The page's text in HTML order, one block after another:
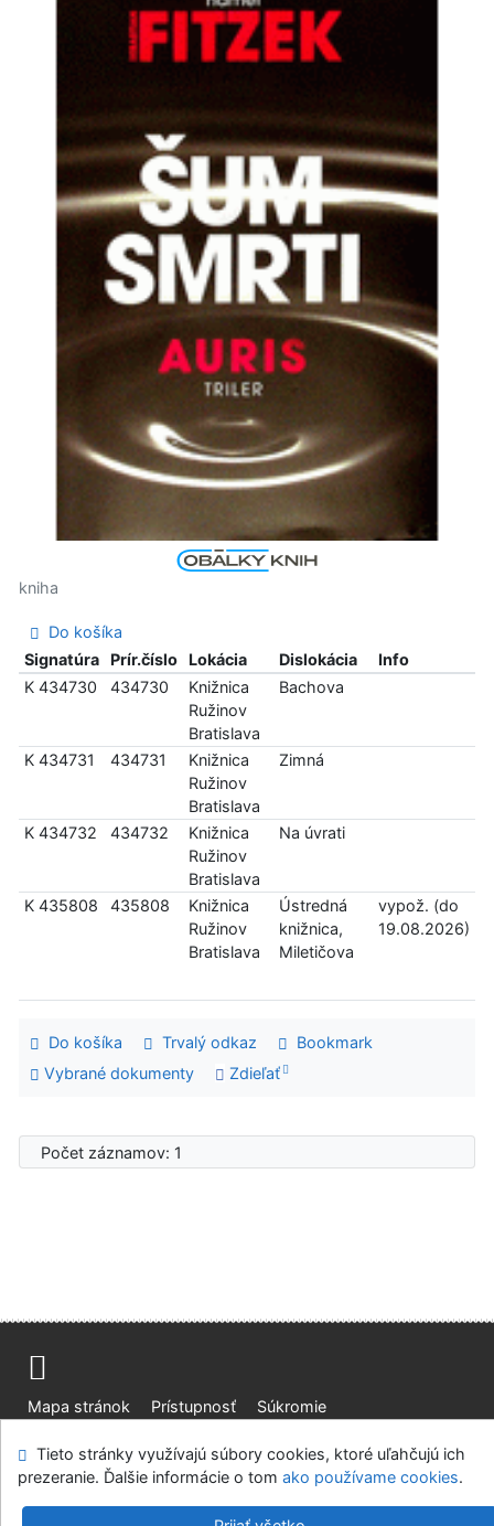
kniha
Do košíka
Signatúra
Prír.číslo Lokácia Dislokácia
Info
K 434730
434730
Knižnica
Ružinov
Bratislava
Bachova
K 434731 434731
Knižnica
Ružinov
Bratislava
Zimná
K 434732 434732
Knižnica
Ružinov
Bratislava
Na úvrati
K 435808 435808
Knižnica
Ružinov
Bratislava
Ústredná
knižnica,
Miletičova
vypož. (do
19.08.2026)
Do košíka Trvalý odkaz
Bookmark
Vybrané dokumenty
Zdieľať
Počet záznamov: 1
Mapa stránok Prístupnosť
Súkromie
Knižnica Ružinov Bratislava
v.4.8.63a-Cosmotron Slovakia, s.r.o.
Tieto stránky využívajú súbory cookies, ktoré uľahčujú ich
prezeranie. Ďalšie informácie o tom ako používame cookies.